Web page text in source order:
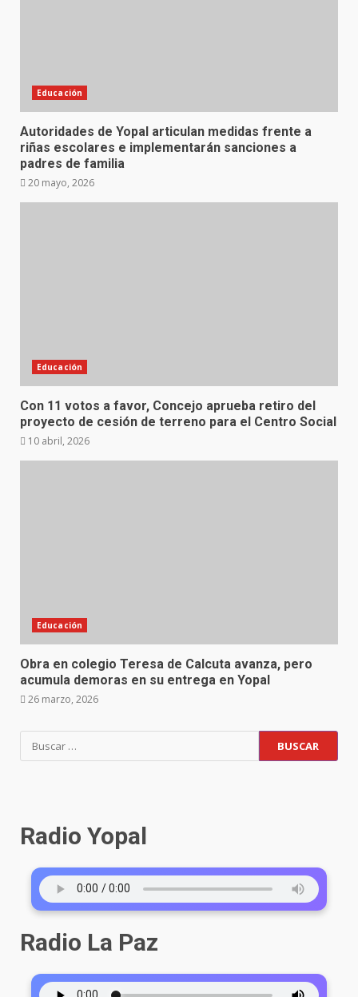
Educación
​Autoridades de Yopal articulan medidas frente a
riñas escolares e implementarán sanciones a
padres de familia
20 mayo, 2026
Educación
Con 11 votos a favor, Concejo aprueba retiro del
proyecto de cesión de terreno para el Centro Social
10 abril, 2026
Educación
Obra en colegio Teresa de Calcuta avanza, pero
acumula demoras en su entrega en Yopal
26 marzo, 2026
Buscar:
Radio Yopal
Radio La Paz